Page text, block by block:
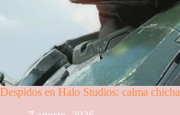
Despidos en Halo Studios: calma chicha